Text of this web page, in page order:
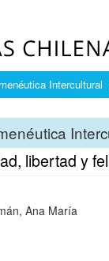
Intercultural
libertad y
Ana Marí­a